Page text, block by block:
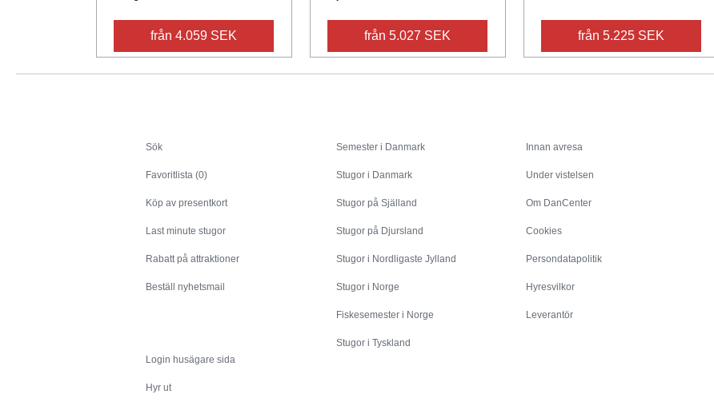
från 4.059 SEK från 5.027 SEK från 5.225 SEK
Sök
Favoritlista (0)
Köp av presentkort
Last minute stugor
Rabatt på attraktioner
Beställ nyhetsmail
Login husägare sida
Hyr ut
Semester i Danmark
Stugor i Danmark
Stugor på Själland
Stugor på Djursland
Stugor i Nordligaste Jylland
Stugor i Norge
Fiskesemester i Norge
Stugor i Tyskland
Innan avresa
Under vistelsen
Om DanCenter
Cookies
Persondatapolitik
Hyresvilkor
Leverantör